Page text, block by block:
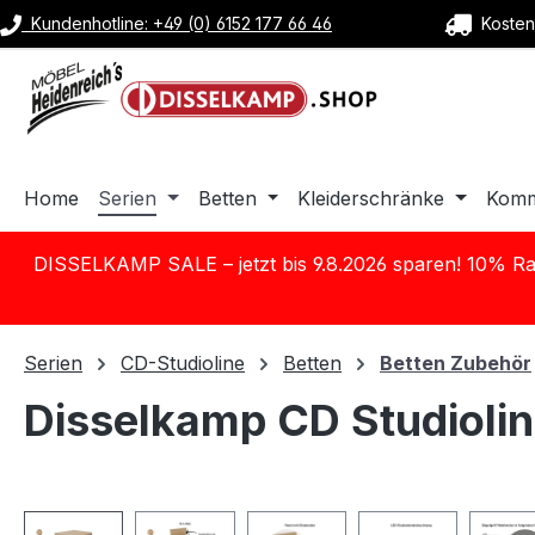
Hauptinhalt springen
Zur Suche springen
Zur Hauptnavigation springen
Kundenhotline: +49 (0) 6152 177 66 46
Home Serien Betten Kleiderschränke
DISSELKAMP SALE – jetzt bis 9.8.2026 sparen! 10%
Serien CD-Studioline Betten Betten Zubehör
Disselkamp CD
Bildergalerie überspringen